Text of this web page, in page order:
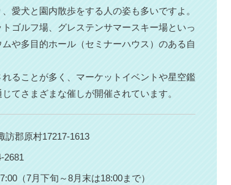
愛犬と園内散歩をする人の姿も多いですよ。
ゴルフ場、グレステンサマースキー場といっ
や多目的ホール（セミナーハウス）のある自
ることが多く、マーケットイベントや星空鑑
てさまざまな催しが開催されています。
訪郡原村17217-1613
2681
（7月下旬～8月末は18:00まで）